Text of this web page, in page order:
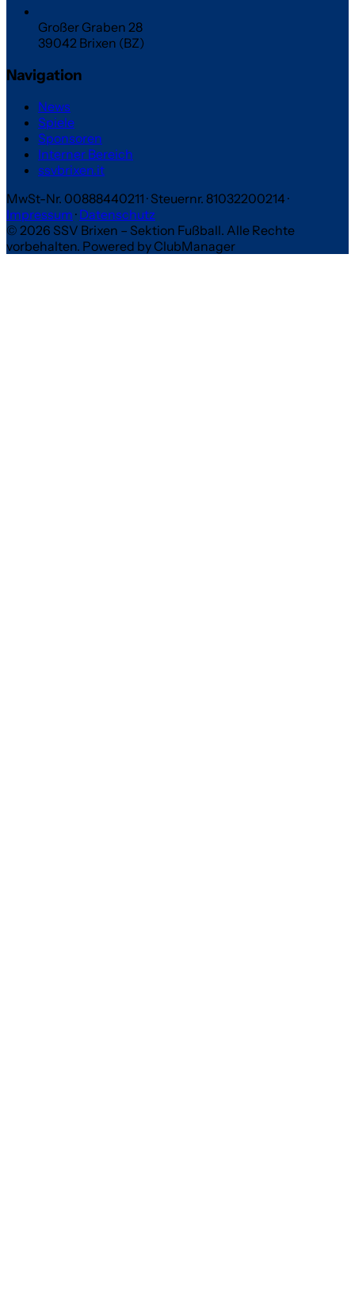
Großer Graben 28
39042 Brixen (BZ)
Navigation
News
Spiele
Sponsoren
Interner Bereich
ssvbrixen.it
MwSt-Nr. 00888440211 · Steuernr. 81032200214 ·
Impressum · Datenschutz
© 2026 SSV Brixen – Sektion Fußball. Alle Rechte
vorbehalten. Powered by ClubManager